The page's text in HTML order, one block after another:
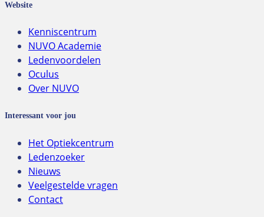
Website
Kenniscentrum
NUVO Academie
Ledenvoordelen
Oculus
Over NUVO
Interessant voor jou
Het Optiekcentrum
Ledenzoeker
Nieuws
Veelgestelde vragen
Contact